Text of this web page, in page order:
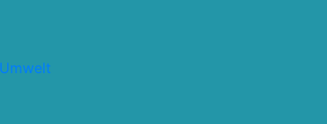
Umwelt